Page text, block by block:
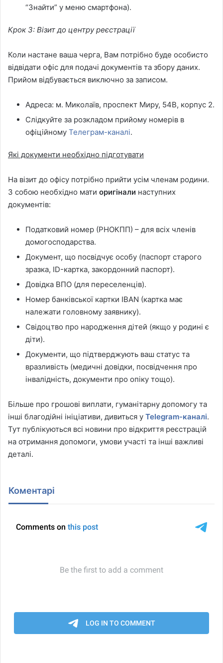
“Знайти” у меню смартфона).
Крок 3: Візит до центру реєстрації
Коли настане ваша черга, Вам потрібно буде особисто
відвідати офіс для подачі документів та збору даних.
Прийом відбувається виключно за записом.
Адреса: м. Миколаїв, проспект Миру, 54В, корпус 2.
Слідкуйте за розкладом прийому номерів в
офіційному Телеграм-каналі.
Які документи необхідно підготувати
На візит до офісу потрібно прийти усім членам родини.
З собою необхідно мати оригінали наступних
документів:
Податковий номер (РНОКПП) – для всіх членів
домогосподарства.
Документ, що посвідчує особу (паспорт старого
зразка, ID-картка, закордонний паспорт).
Довідка ВПО (для переселенців).
Номер банківської картки IBAN (картка має
належати головному заявнику).
Свідоцтво про народження дітей (якщо у родині є
діти).
Документи, що підтверджують ваш статус та
вразливість (медичні довідки, посвідчення про
інвалідність, документи про опіку тощо).
Більше про грошові виплати, гуманітарну допомогу та
інші благодійні ініціативи, дивиться у Telegram-каналі.
Тут публікуються всі новини про відкриття реєстрацій
на отримання допомоги, умови участі та інші важливі
деталі.
Коментарі